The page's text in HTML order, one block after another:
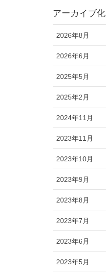
アーカイブ化
2026年8月
2026年6月
2025年5月
2025年2月
2024年11月
2023年11月
2023年10月
2023年9月
2023年8月
2023年7月
2023年6月
2023年5月